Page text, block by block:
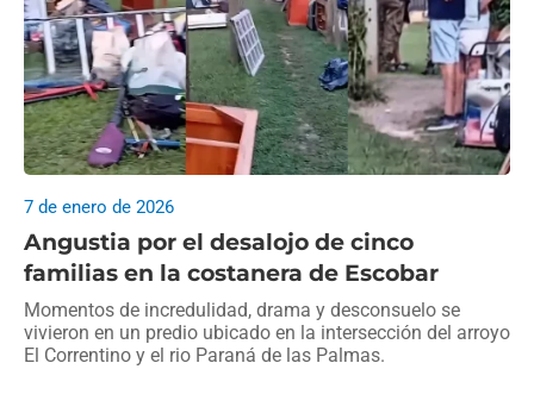
Angustia por el desalojo de cinco
familias en la costanera de Escobar
7 de enero de 2026
Momentos de incredulidad, drama y desconsuelo se
vivieron en un predio ubicado en la intersección del arroyo
El Correntino y el rio Paraná de las Palmas.